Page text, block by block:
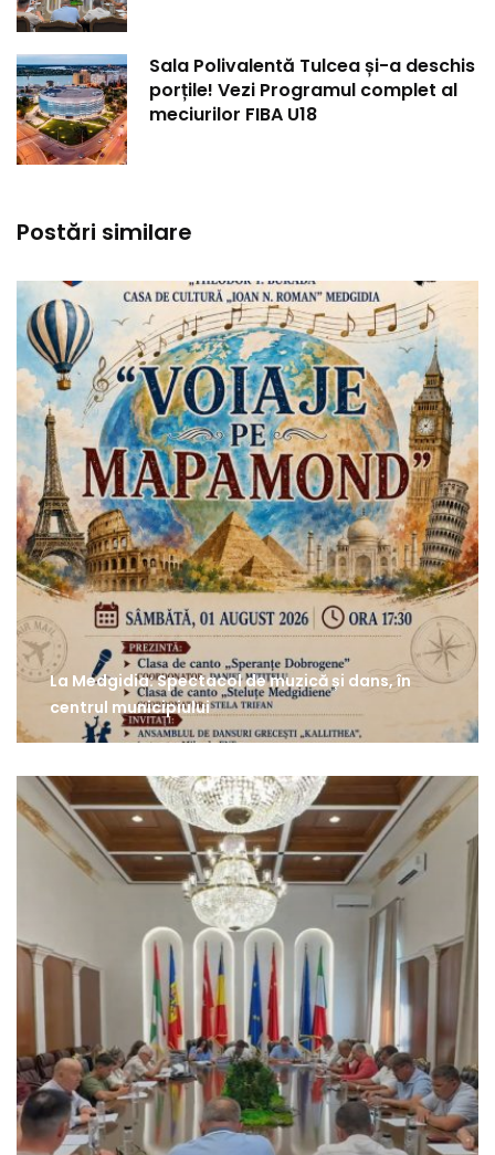
Sala Polivalentă Tulcea și-a deschis
porțile! Vezi Programul complet al
meciurilor FIBA U18
Postări similare
La Medgidia: Spectacol de muzică și dans, în
centrul municipiului